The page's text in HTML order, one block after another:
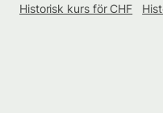
Historisk kurs för CHF